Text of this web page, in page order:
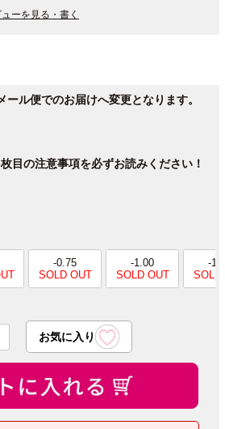
ーを見る・書く
ール便でのお届けへ変更となります。
目の注意事項を必ずお読みください！
-0.75
SOLD OUT
-1.00
SOLD OUT
-
SOLD